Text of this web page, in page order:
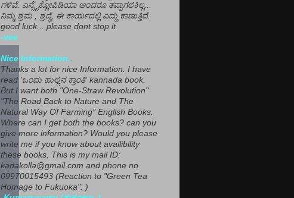
ಗಳಿವೆ. ಎನ್ಸೈಕ್ಲೋಪಿಡಿಯಾ ಅಂದರೂ ತಪ್ಪಾಗಲಿಕಿಲ್ಲ...
ನಿಮ್ಮ ಶ್ರಮ , ಶ್ರದ್ಧೆ, ಈ ಕಾರ್ಯದಲ್ಲಿ ಎದ್ದು ಕಾಣುತ್ತಿದೆ.
good luck... please dont stop it
-vee
Nice Information..
Thanks a lot for nice Information. I have
read 'ಒಂದು ಹುಲ್ಲಿನ ಕ್ರಾಂತಿ' kannada book.
But I want both "One-Straw Revolution"
"The Road Back to Nature and The
Natural Way Of Farming" English Books.
Where can I get both the books? can you
give more information? Would you please
write me if you know about availibility
these books. This is my mail ID:
kadakolla@gmail.com and phone no.
09970015493 (Reaction to "Green Tea
Homage to Fukuoka": )